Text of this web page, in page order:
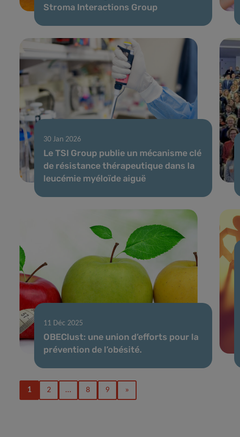
Stroma Interactions Group
30 Jan 2026
Le TSI Group publie un mécanisme clé
de résistance thérapeutique dans la
leucémie myéloïde aiguë
11 Déc 2025
OBEClust: une union d’efforts pour la
prévention de l’obésité.
1 2 … 8 9 »